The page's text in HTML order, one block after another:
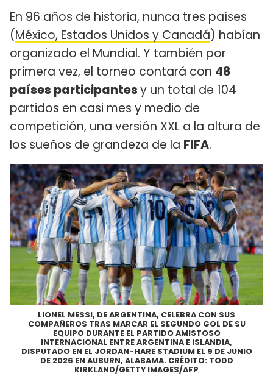
En 96 años de historia, nunca tres países
(México, Estados Unidos y Canadá) habían
organizado el Mundial. Y también por
primera vez, el torneo contará con 48
países participantesy un total de 104
partidos en casi mes y medio de
competición, una versión XXL a la altura de
los sueños de grandeza de la FIFA.
LIONEL MESSI, DE ARGENTINA, CELEBRA CON SUS
COMPAÑEROS TRAS MARCAR EL SEGUNDO GOL DE SU
EQUIPO DURANTE EL PARTIDO AMISTOSO
INTERNACIONAL ENTRE ARGENTINA E ISLANDIA,
DISPUTADO EN EL JORDAN-HARE STADIUM EL 9 DE JUNIO
DE 2026 EN AUBURN, ALABAMA. CRÉDITO: TODD
KIRKLAND/GETTY IMAGES/AFP